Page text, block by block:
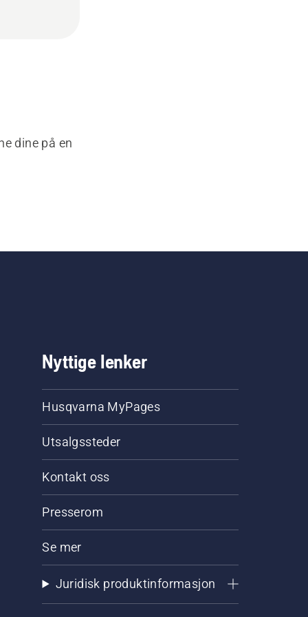
dine på en
Nyttige lenker
Husqvarna MyPages
Utsalgssteder
Kontakt oss
Presserom
Se mer
Juridisk produktinformasjon